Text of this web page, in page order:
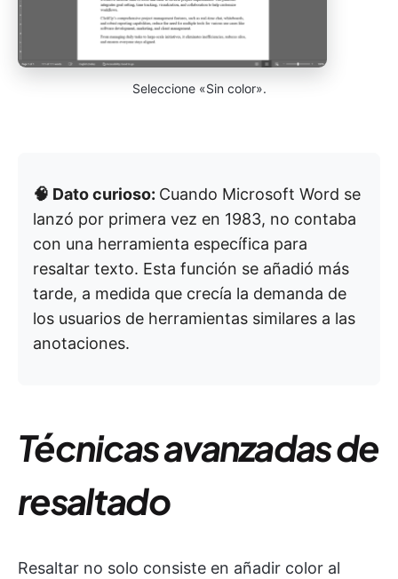
Seleccione «Sin color».
🧠 Dato curioso: Cuando Microsoft Word se
lanzó por primera vez en 1983, no contaba
con una herramienta específica para
resaltar texto. Esta función se añadió más
tarde, a medida que crecía la demanda de
los usuarios de herramientas similares a las
anotaciones.
Técnicas avanzadas de
resaltado
Resaltar no solo consiste en añadir color al